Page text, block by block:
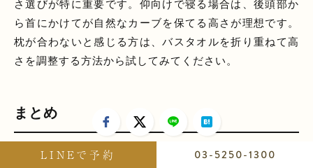
さ選びが特に重要です。仰向けで寝る場合は、後頭部か
ら首にかけてが自然なカーブを保てる高さが理想です。
枕が合わないと感じる方は、バスタオルを折り重ねて高
さを調整する方法から試してみてください。
まとめ
LINEで予約 03-5250-1300